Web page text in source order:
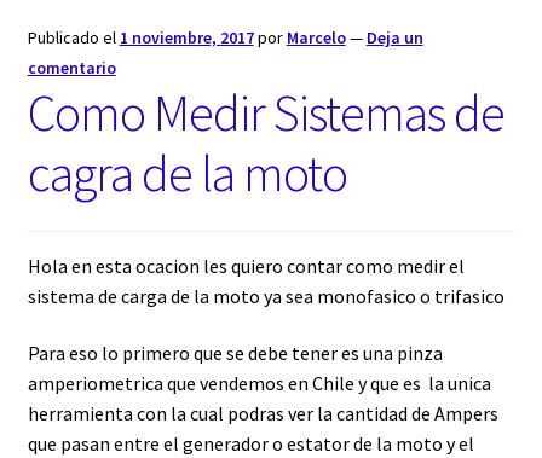
Publicado el 1 noviembre, 2017por Marcelo— Deja un
comentario
Como Medir Sistemas de
cagra de la moto
Hola en esta ocacion les quiero contar como medir el
sistema de carga de la moto ya sea monofasico o trifasico
Para eso lo primero que se debe tener es una pinza
amperiometrica que vendemos en Chile y que es la unica
herramienta con la cual podras ver la cantidad de Ampers
que pasan entre el generador o estator de la moto y el